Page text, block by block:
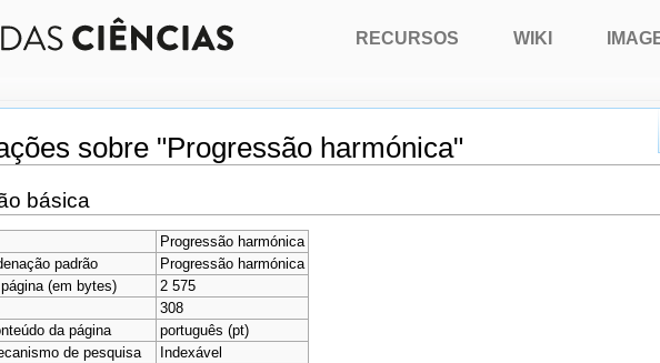
sobre "Progressão harmónica"
,pesquisa
básica
Progressão harmónica
padrão
Progressão harmónica
(em bytes)
2 575
308
da página
português (pt)
de pesquisa
Indexável
RECURSOS WIKI